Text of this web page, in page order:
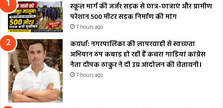
स्कूल मार्ग की जर्जर सड़क से छात्र-छात्राएं और ग्रामीण
परेशान 500 मीटर सड़क निर्माण की मांग
7 hours ago
कवर्धा: नगरपालिका की लापरवाही से स्वच्छता
अभियान ठप कबाड़ हो रही हैं कचरा गाड़ियां कांग्रेस
नेता दीपक ठाकुर ने दी उग्र आंदोलन की चेतावनी।
7 hours ago